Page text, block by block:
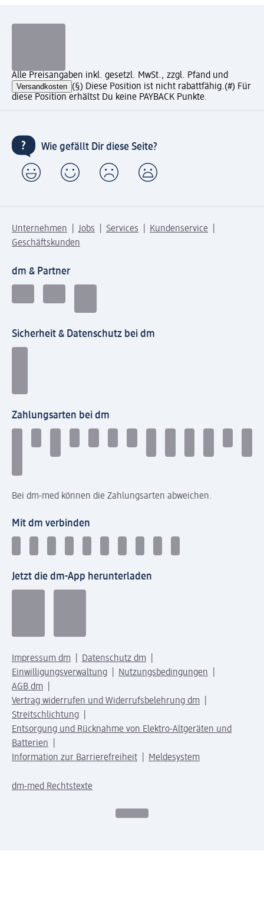
Alle Preisangaben inkl. gesetzl. MwSt., zzgl. Pfand und
Versandkosten (§) Diese Position ist nicht rabattfähig.(#) Für
diese Position erhältst Du keine PAYBACK Punkte.
Wie gefällt Dir diese Seite?
Unternehmen Jobs Services
Kundenservice
Geschäftskunden
dm & Partner
Sicherheit & Datenschutz bei dm
Zahlungsarten bei dm
Bei dm-med können die Zahlungsarten abweichen.
Mit dm verbinden
Jetzt die dm-App herunterladen
Impressum dm
Datenschutz dm
Einwilligungsverwaltung
Nutzungsbedingungen
AGB dm
Vertrag widerrufen und Widerrufsbelehrung dm
Streitschlichtung
Entsorgung und Rücknahme von Elektro-Altgeräten und
Batterien
Information zur Barrierefreiheit
Meldesystem
dm-med Rechtstexte